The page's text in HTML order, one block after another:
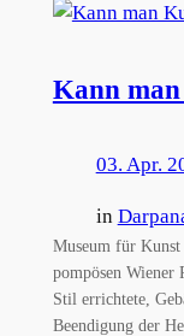
Kann
03. Apr.
in
Museum für
pompösen Wiener
Stil errichtete,
Beendigung der